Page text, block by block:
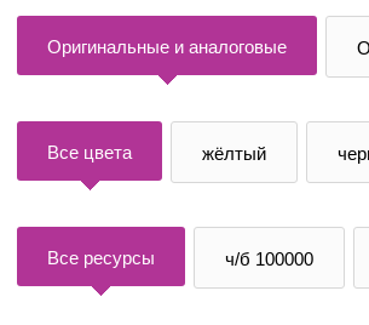
Оригинальные и аналоговые
Все цвета жёлтый
Все ресурсы ч/б 100000